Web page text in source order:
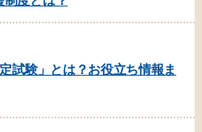
試験」とは？お役立ち情報ま